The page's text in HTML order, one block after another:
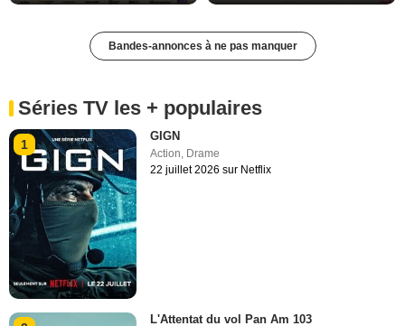
Bandes-annonces à ne pas manquer
Séries TV les + populaires
1
GIGN
Action Drame
22 juillet 2026 sur Netflix
L'Attentat du vol Pan Am 103